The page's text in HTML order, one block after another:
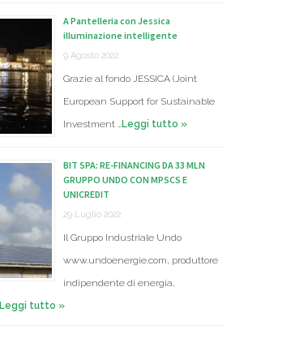
A Pantelleria con Jessica
illuminazione intelligente
9 Agosto 2022
Grazie al fondo JESSICA (Joint
European Support for Sustainable
Investment …Leggi tutto »
BIT SPA: RE-FINANCING DA 33 MLN
GRUPPO UNDO CON MPSCS E
UNICREDIT
29 Luglio 2022
Il Gruppo Industriale Undo
www.undoenergie.com, produttore
indipendente di energia,
Leggi tutto »